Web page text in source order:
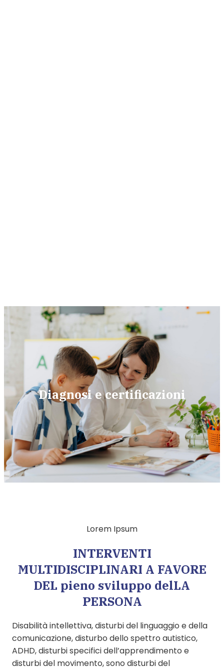
Diagnosi e certificazioni
Lorem Ipsum
INTERVENTI
MULTIDISCIPLINARI A FAVORE
DEL pieno sviluppo delLA
PERSONA
Disabilità intellettiva, disturbi del linguaggio e della
comunicazione, disturbo dello spettro autistico,
ADHD, disturbi specifici dell’apprendimento e
disturbi del movimento, sono disturbi del